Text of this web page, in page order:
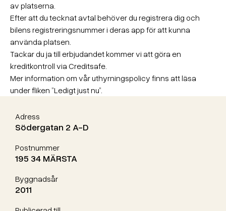
av platserna.
Efter att du tecknat avtal behöver du registrera dig och
bilens registreringsnummer i deras app för att kunna
använda platsen.
Tackar du ja till erbjudandet kommer vi att göra en
kreditkontroll via Creditsafe.
Mer information om vår uthyrningspolicy finns att läsa
under fliken ”Ledigt just nu”.
Adress
Södergatan 2 A-D
Postnummer
195 34 MÄRSTA
Byggnadsår
2011